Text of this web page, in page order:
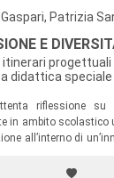
Patrizia
E
itinerari progettuali
didattica speciale
riflessione su
in ambito
all’interno di
emozionali e le